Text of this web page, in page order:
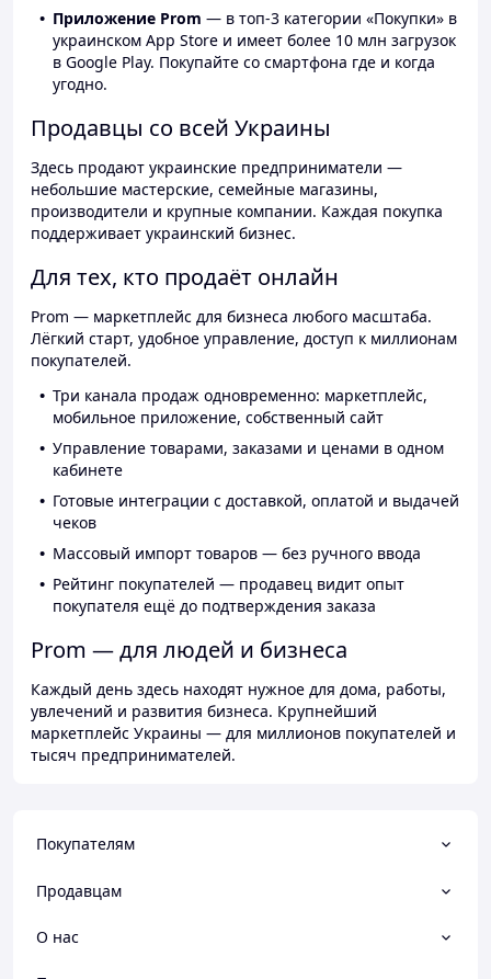
Приложение Prom — в топ-3 категории «Покупки» в
украинском App Store и имеет более 10 млн загрузок
в Google Play. Покупайте со смартфона где и когда
угодно.
Продавцы со всей Украины
Здесь продают украинские предприниматели —
небольшие мастерские, семейные магазины,
производители и крупные компании. Каждая покупка
поддерживает украинский бизнес.
Для тех, кто продаёт онлайн
Prom — маркетплейс для бизнеса любого масштаба.
Лёгкий старт, удобное управление, доступ к миллионам
покупателей.
Три канала продаж одновременно: маркетплейс,
мобильное приложение, собственный сайт
Управление товарами, заказами и ценами в одном
кабинете
Готовые интеграции с доставкой, оплатой и выдачей
чеков
Массовый импорт товаров — без ручного ввода
Рейтинг покупателей — продавец видит опыт
покупателя ещё до подтверждения заказа
Prom — для людей и бизнеса
Каждый день здесь находят нужное для дома, работы,
увлечений и развития бизнеса. Крупнейший
маркетплейс Украины — для миллионов покупателей и
тысяч предпринимателей.
Покупателям
Продавцам
О нас